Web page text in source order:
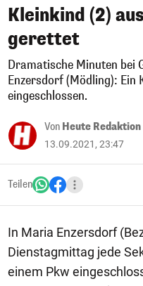
Kleinkind (2)
gerettet
Dramatische Minuten bei
Enzersdorf (Mödling): Ein
eingeschlossen.
Von Heute Redaktion
13.09.2021, 23:47
Teilen
In Maria Enzersdorf
Dienstagmittag jede
einem Pkw